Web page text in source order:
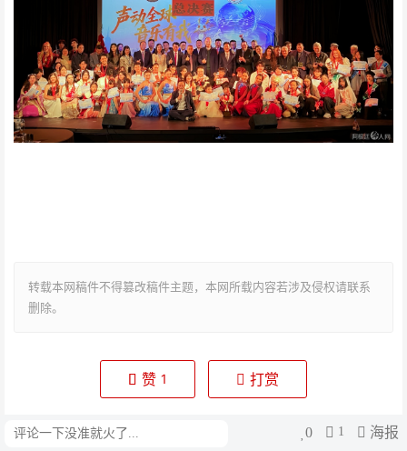
转载本网稿件不得篡改稿件主题，本网所载内容若涉及侵权请联系
删除。
赞 1 打赏
评论 0 1 海报